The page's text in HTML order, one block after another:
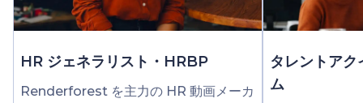
HR ジェネラリスト・HRBP
Renderforest を主力の HR 動画メーカ
タレントア
ム